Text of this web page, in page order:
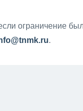
ограничение
.